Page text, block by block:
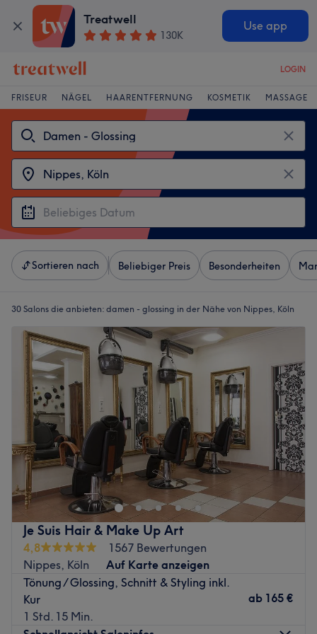
Treatwell
130K
Use app
LOGIN
FRISEUR NÄGEL HAARENTFERNUNG KOSMETIK MASSAGE
Sortieren nach Beliebiger Preis Besonderheiten
30 Salons die anbieten: damen - glossing in der Nähe von Nippes, Köln
Je Suis Hair & Make Up Art
4,8
1567 Bewertungen
Nippes, Köln
Auf Karte anzeigen
Tönung / Glossing, Schnitt & Styling inkl.
Kur
1 Std. 15 Min.
ab 165 €